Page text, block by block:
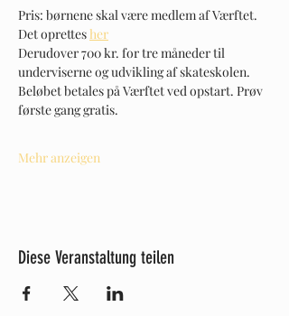
Pris: børnene skal være medlem af Værftet.
Det oprettes her
Derudover 700 kr. for tre måneder til
underviserne og udvikling af skateskolen.
Beløbet betales på Værftet ved opstart. Prøv
første gang gratis.
Mehr anzeigen
Diese Veranstaltung teilen